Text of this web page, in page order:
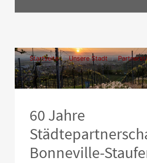
Startseite Unsere Stadt
60 Jahre Bonneville-Staufen
60 Jahre
Bonneville-